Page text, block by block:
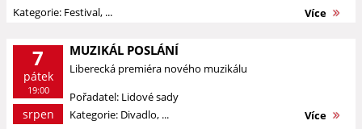
Kategorie: Festival, ...
Více
7
pátek
19:00
srpen
MUZIKÁL POSLÁNÍ
Liberecká premiéra nového muzikálu
Pořadatel: Lidové sady
Kategorie: Divadlo, ...
Více